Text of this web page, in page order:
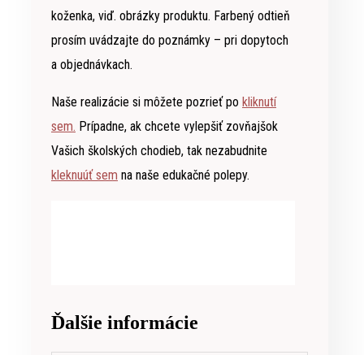
koženka, viď. obrázky produktu. Farbený odtieň
prosím uvádzajte do poznámky – pri dopytoch
a objednávkach.
Naše realizácie si môžete pozrieť po kliknutí
sem. Prípadne, ak chcete vylepšiť zovňajšok
Vašich školských chodieb, tak nezabudnite
kleknuúť sem na naše edukačné polepy.
Ďalšie informácie